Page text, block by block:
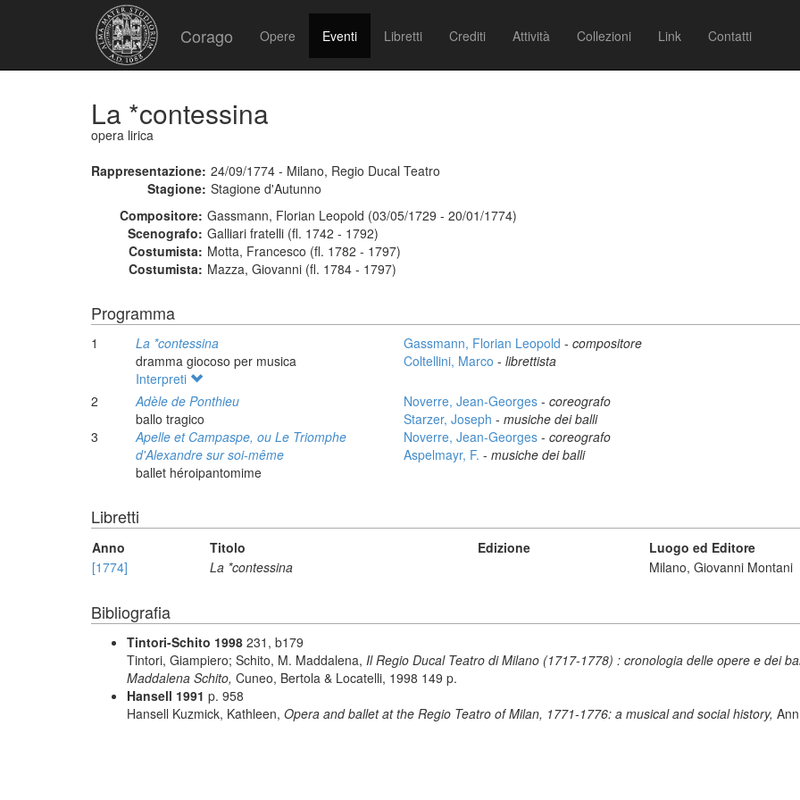
Corago Opere Eventi Libretti Crediti Attività Collezioni Link Contatti
La *contessina
opera lirica
Rappresentazione: 24/09/1774 - Milano, Regio Ducal Teatro
Stagione: Stagione d'Autunno
Compositore: Gassmann, Florian Leopold (03/05/1729 - 20/01/1774)
Scenografo: Galliari fratelli (fl. 1742 - 1792)
Costumista: Motta, Francesco (fl. 1782 - 1797)
Costumista: Mazza, Giovanni (fl. 1784 - 1797)
Programma
1
La *contessina
dramma giocoso per musica
Gassmann, Florian Leopold - compositore
Coltellini, Marco - librettista
Interpreti
2
Adèle de Ponthieu
ballo tragico
Noverre, Jean-Georges - coreografo
Starzer, Joseph - musiche dei balli
3
Apelle et Campaspe, ou Le Triomphe
d'Alexandre sur soi-même
ballet héroipantomime
Noverre, Jean-Georges - coreografo
Aspelmayr, F. - musiche dei balli
Libretti
Anno Titolo Edizione
Luogo ed Editore
[1774]
La *contessina Milano, Giovanni Montani
Bibliografia
Tintori-Schito 1998 231, b179
Tintori, Giampiero; Schito, M. Maddalena, Il Regio Ducal Teatro di Milano (1717-1778) : cronologia delle opere e dei
Maddalena Schito, Cuneo, Bertola & Locatelli, 1998 149 p.
Hansell 1991 p. 958
Hansell Kuzmick, Kathleen, Opera and ballet at the Regio Teatro of Milan, 1771-1776: a musical and social history,